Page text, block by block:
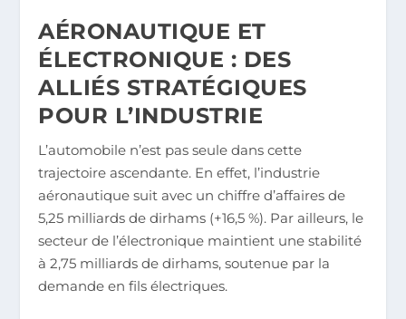
AÉRONAUTIQUE ET
ÉLECTRONIQUE : DES
ALLIÉS STRATÉGIQUES
POUR L’INDUSTRIE
L’automobile n’est pas seule dans cette
trajectoire ascendante. En effet, l’industrie
aéronautique suit avec un chiffre d’affaires de
5,25 milliards de dirhams (+16,5 %). Par ailleurs, le
secteur de l’électronique maintient une stabilité
à 2,75 milliards de dirhams, soutenue par la
demande en fils électriques.